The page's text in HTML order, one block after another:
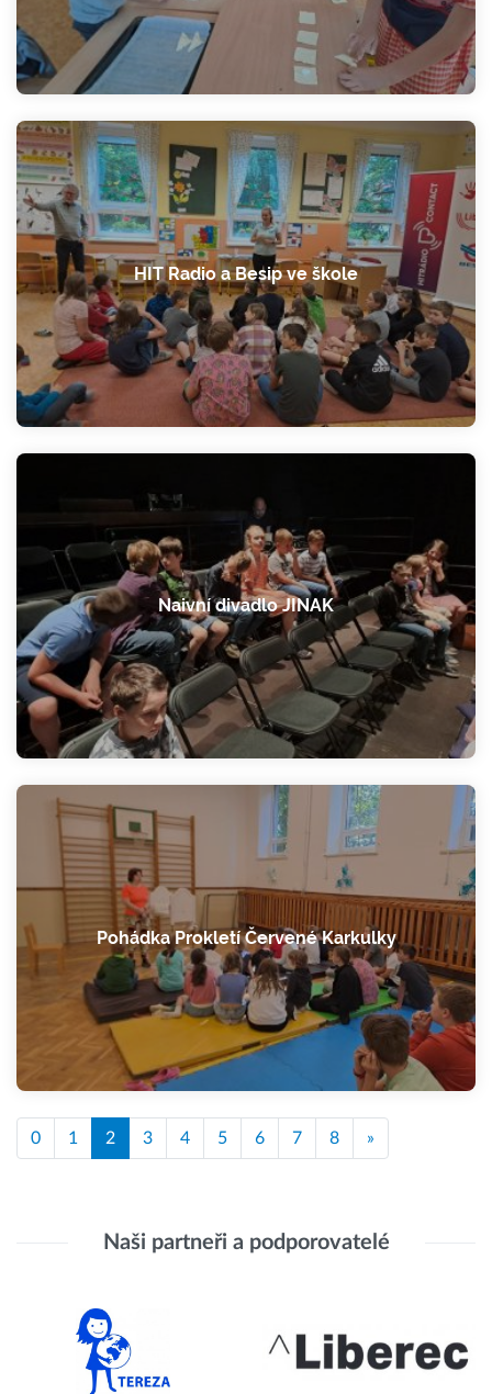
HIT Radio a Besip ve škole
Naivní divadlo JINAK
Pohádka Prokletí Červené Karkulky
0 1 2 3 4 5 6 7 8 »
Naši partneři a podporovatelé